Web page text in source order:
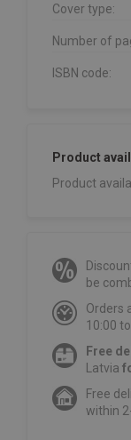
Cover type:
Number of
ISBN code:
Product
Product
be
Orders
10:00
Free
Latvia
Free
within